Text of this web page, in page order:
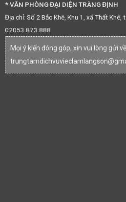
* VĂN PHÒNG ĐẠI DIỆN TRÀNG ĐỊNH
Địa chỉ: Số 2 Bắc Khê, Khu 1, xã Thất Khê,
02053.873.888
Mọi ý kiến đóng góp, xin vui lòng gửi